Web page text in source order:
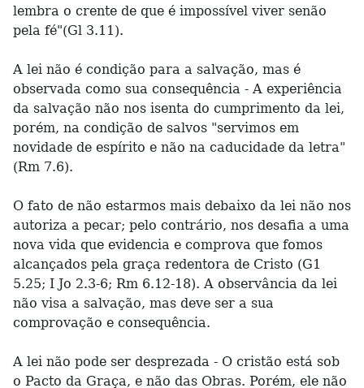
lembra o crente de que é impossível viver senão
pela fé"(Gl 3.11).
A lei não é condição para a salvação, mas é
observada como sua consequência - A experiência
da salvação não nos isenta do cumprimento da lei,
porém, na condição de salvos "servimos em
novidade de espírito e não na caducidade da letra"
(Rm 7.6).
O fato de não estarmos mais debaixo da lei não nos
autoriza a pecar; pelo contrário, nos desafia a uma
nova vida que evidencia e comprova que fomos
alcançados pela graça redentora de Cristo (G1
5.25; I Jo 2.3-6; Rm 6.12-18). A observância da lei
não visa a salvação, mas deve ser a sua
comprovação e consequência.
A lei não pode ser desprezada - O cristão está sob
o Pacto da Graça, e não das Obras. Porém, ele não